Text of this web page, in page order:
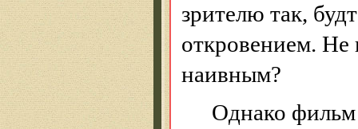
зрителю так,
откровением. Не
наивным?
Однако фильм